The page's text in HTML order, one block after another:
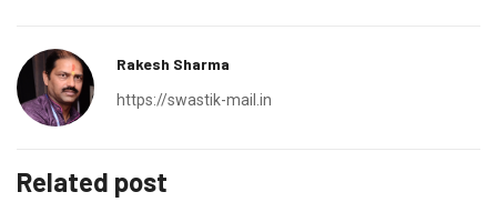
Rakesh Sharma
https://swastik-mail.in
Related post